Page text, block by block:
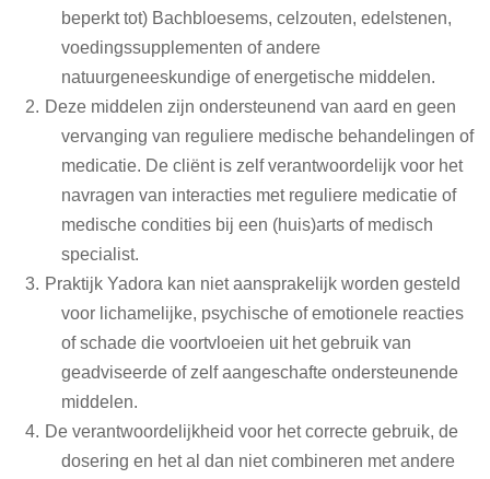
beperkt tot) Bachbloesems, celzouten, edelstenen,
voedingssupplementen of andere
natuurgeneeskundige of energetische middelen.
Deze middelen zijn ondersteunend van aard en geen
vervanging van reguliere medische behandelingen of
medicatie. De cliënt is zelf verantwoordelijk voor het
navragen van interacties met reguliere medicatie of
medische condities bij een (huis)arts of medisch
specialist.
Praktijk Yadora kan niet aansprakelijk worden gesteld
voor lichamelijke, psychische of emotionele reacties
of schade die voortvloeien uit het gebruik van
geadviseerde of zelf aangeschafte ondersteunende
middelen.
De verantwoordelijkheid voor het correcte gebruik, de
dosering en het al dan niet combineren met andere